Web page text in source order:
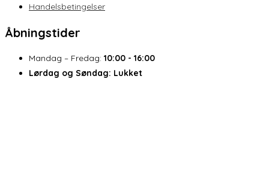
Handelsbetingelser
Åbningstider
Mandag – Fredag: 10:00 - 16:00
Lørdag og Søndag: Lukket